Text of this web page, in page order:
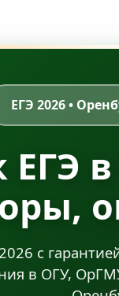
ЕГЭ 2026 •
ЕГЭ
с
в ОГУ,